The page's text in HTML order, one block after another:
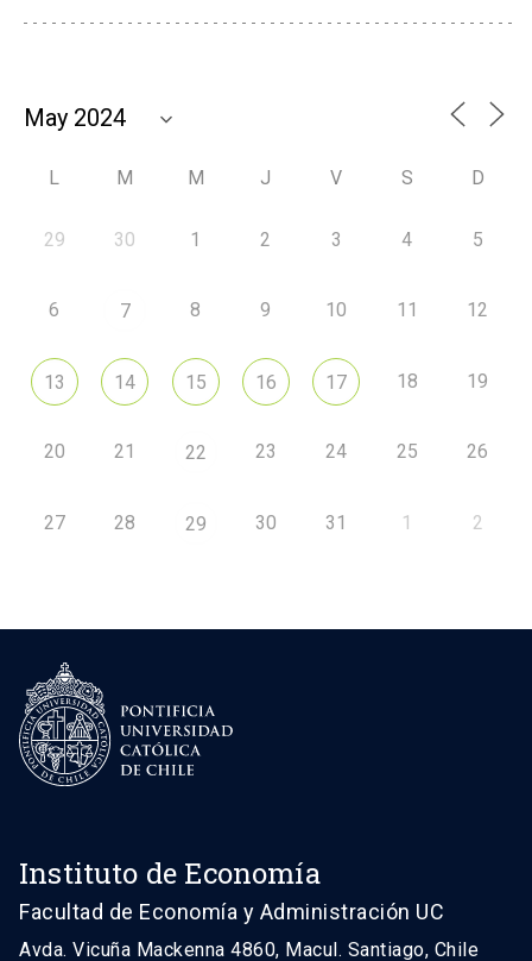
L M M J V S D
29 30 1 2 3 4 5
6 7 8 9 10 11 12
13 14 15 16 17 18 19
20 21 22 23 24 25 26
27 28 29 30 31 1 2
Instituto de Economía
Facultad de Economía y Administración UC
Avda. Vicuña Mackenna 4860, Macul. Santiago, Chile